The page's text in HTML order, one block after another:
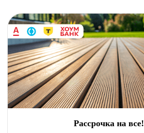
Рассрочка на все!